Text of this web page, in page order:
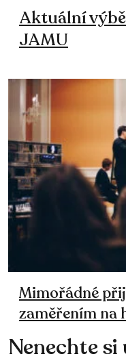
Aktuální
JAMU
Mimořádné
zaměřením na
Nenechte